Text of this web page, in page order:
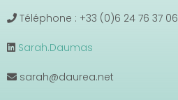
Téléphone : +33 (0)6 24 76 37 06
Sarah.Daumas
sarah@daurea.net